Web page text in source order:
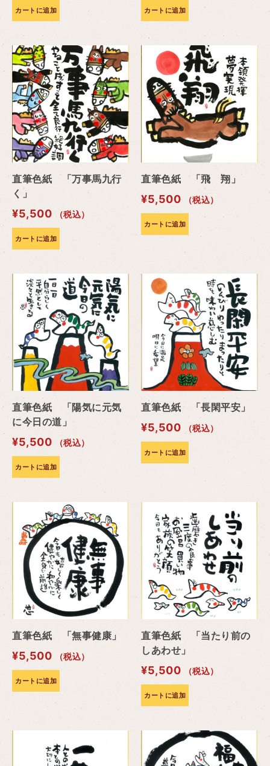
カートに追加 カートに追加
直筆色紙 「万事馬九行
く」
¥5,500 （税込）
カートに追加
直筆色紙 「飛 翔」
¥5,500 （税込）
カートに追加
直筆色紙 「陽気に元気
に今日の道」
¥5,500 （税込）
カートに追加
直筆色紙 「長閑平安」
¥5,500 （税込）
カートに追加
直筆色紙 「無事健康」
¥5,500 （税込）
カートに追加
直筆色紙 「当たり前の
しあわせ」
¥5,500 （税込）
カートに追加